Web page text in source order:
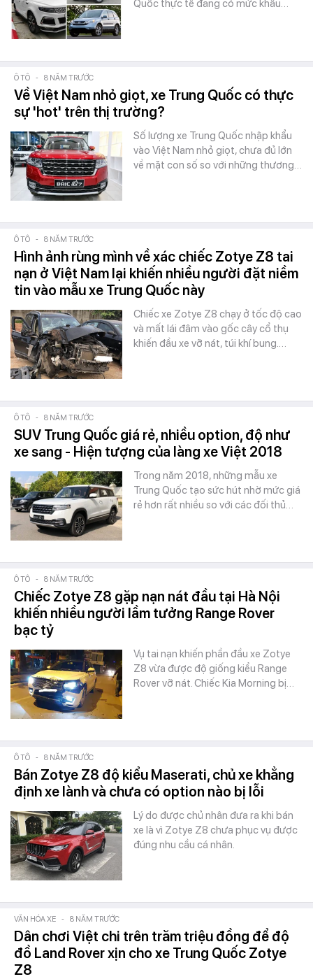
Quốc thực tế đang có mức khấu…
Ô TÔ - 8 NĂM TRƯỚC
Về Việt Nam nhỏ giọt, xe Trung Quốc có thực
sự 'hot' trên thị trường?
Số lượng xe Trung Quốc nhập khẩu
vào Việt Nam nhỏ giọt, chưa đủ lớn
về mặt con số so với những thương…
Ô TÔ - 8 NĂM TRƯỚC
Hình ảnh rùng mình về xác chiếc Zotye Z8 tai
nạn ở Việt Nam lại khiến nhiều người đặt niềm
tin vào mẫu xe Trung Quốc này
Chiếc xe Zotye Z8 chạy ở tốc độ cao
và mất lái đâm vào gốc cây cổ thụ
khiến đầu xe vỡ nát, túi khí bung.…
Ô TÔ - 8 NĂM TRƯỚC
SUV Trung Quốc giá rẻ, nhiều option, độ như
xe sang - Hiện tượng của làng xe Việt 2018
Trong năm 2018, những mẫu xe
Trung Quốc tạo sức hút nhờ mức giá
rẻ hơn rất nhiều so với các đối thủ…
Ô TÔ - 8 NĂM TRƯỚC
Chiếc Zotye Z8 gặp nạn nát đầu tại Hà Nội
khiến nhiều người lầm tưởng Range Rover
bạc tỷ
Vụ tai nạn khiến phần đầu xe Zotye
Z8 vừa được độ giống kiểu Range
Rover vỡ nát. Chiếc Kia Morning bị…
Ô TÔ - 8 NĂM TRƯỚC
Bán Zotye Z8 độ kiểu Maserati, chủ xe khẳng
định xe lành và chưa có option nào bị lỗi
Lý do được chủ nhân đưa ra khi bán
xe là vì Zotye Z8 chưa phục vụ được
đúng nhu cầu cá nhân.
VĂN HÓA XE - 8 NĂM TRƯỚC
Dân chơi Việt chi trên trăm triệu đồng để độ
đồ Land Rover xịn cho xe Trung Quốc Zotye
Z8